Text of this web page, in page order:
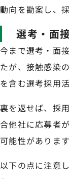
動向を勘案し、
選考・面
今まで選考・面
たが、接触感染
を含む選考採用
裏を返せば、採
合他社に応募者
可能性があります
以下の点に注意